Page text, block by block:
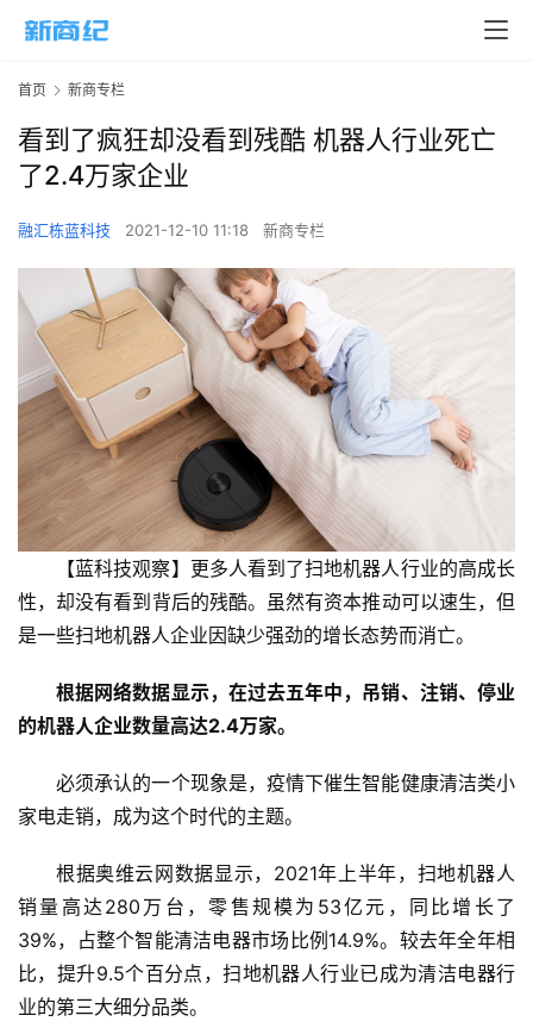
首页 新商专栏
看到了疯狂却没看到残酷 机器人行业死亡
了2.4万家企业
融汇栋蓝科技 2021-12-10 11:18 新商专栏
【蓝科技观察】更多人看到了扫地机器人行业的高成长
性，却没有看到背后的残酷。虽然有资本推动可以速生，但
是一些扫地机器人企业因缺少强劲的增长态势而消亡。
根据网络数据显示，在过去五年中，吊销、注销、停业
的机器人企业数量高达2.4万家。
必须承认的一个现象是，疫情下催生智能健康清洁类小
家电走销，成为这个时代的主题。
根据奥维云网数据显示，2021年上半年，扫地机器人
销量高达280万台，零售规模为53亿元，同比增长了
39%，占整个智能清洁电器市场比例14.9%。较去年全年相
比，提升9.5个百分点，扫地机器人行业已成为清洁电器行
业的第三大细分品类。